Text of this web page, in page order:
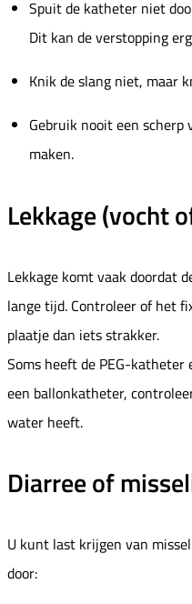
Spuit de katheter niet
Dit kan de verstopping
Knik de slang niet, maar
Gebruik nooit een
maken.
Lekkage (vocht
Lekkage komt vaak doordat
lange tijd. Controleer of het
plaatje dan iets strakker.
Soms heeft de PEG-katheter
een ballonkatheter,
water heeft.
Diarree of
U kunt last krijgen van
door: